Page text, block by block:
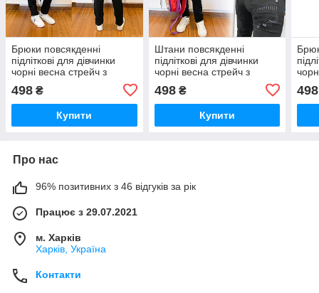
Брюки повсякденні
підліткові для дівчинки
чорні весна стрейч з
JEANS (розмір 27)
498 ₴
Купити
Штани повсякденні
підліткові для дівчинки
чорні весна стрейч з
JEANS (розмір 21)
498₴
Купити
498
Про нас
96% позитивних з 46 відгуків за рік
Працює з 29.07.2021
м. Харків
Харків, Україна
Контакти